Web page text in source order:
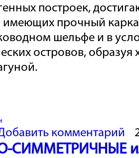
по­строек,
имею­щих проч­ный
шельфе и в
остро­вов, об­ра­зуя
рифостроителикомментарий
СИММЕТРИЧНЫЕ